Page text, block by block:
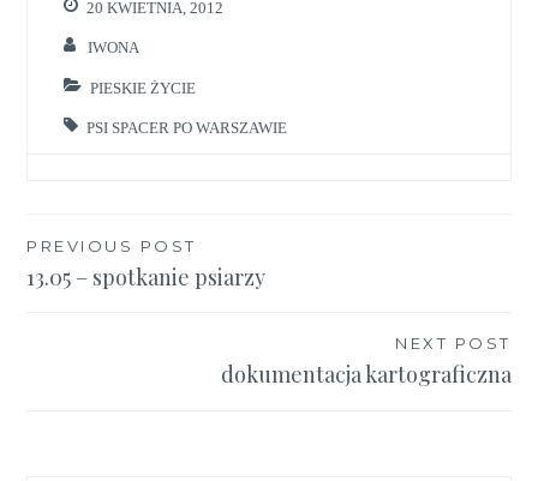
20 KWIETNIA, 2012
IWONA
PIESKIE ŻYCIE
PSI SPACER PO WARSZAWIE
Nawigacja
wpisu
PREVIOUS POST
13.05 – spotkanie psiarzy
NEXT POST
dokumentacja kartograficzna